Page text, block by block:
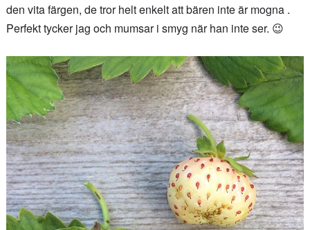
den vita färgen, de tror helt enkelt att bären inte är mogna .
Perfekt tycker jag och mumsar i smyg när han inte ser. 😉